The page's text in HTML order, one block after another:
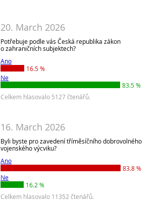
20. March 2026
Potřebuje podle vás Česká republika zákon
o zahraničních subjektech?
Ano
16.5 %
Ne
83.5 %
Celkem hlasovalo 5127 čtenářů.
16. March 2026
Byli byste pro zavedení tříměsíčního dobrovolného
vojenského výcviku?
Ano
83.8 %
Ne
16.2 %
Celkem hlasovalo 11352 čtenářů.